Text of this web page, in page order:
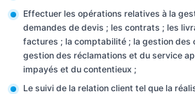
Effectuer les opérations relatives à la
demandes de devis ; les contrats ; les
factures ; la comptabilité ; la gestion des
gestion des réclamations et du service
impayés et du contentieux ;
Le suivi de la relation client tel que la